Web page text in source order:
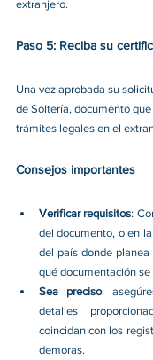
extranjero.
Paso 5: Reciba su
Una vez aprobada su
de Soltería, documento
trámites legales en el
Consejos importantes
Verificar requisitos:
del documento, o en
del país donde
qué documentación se
Sea preciso:
detalles
coincidan con los
demoras.